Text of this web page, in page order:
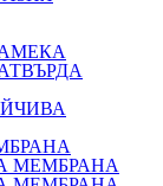
МЕМБРАНА